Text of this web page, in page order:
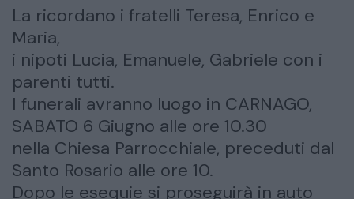
La ricordano i fratelli Teresa, Enrico e
Maria,
i nipoti Lucia, Emanuele, Gabriele con i
parenti tutti.
I funerali avranno luogo in CARNAGO,
SABATO 6 Giugno alle ore 10.30
nella Chiesa Parrocchiale, preceduti dal
Santo Rosario alle ore 10.
Dopo le esequie si proseguirà in auto